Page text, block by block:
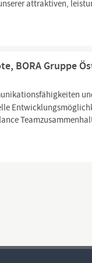
attraktiven,
BORA Gruppe